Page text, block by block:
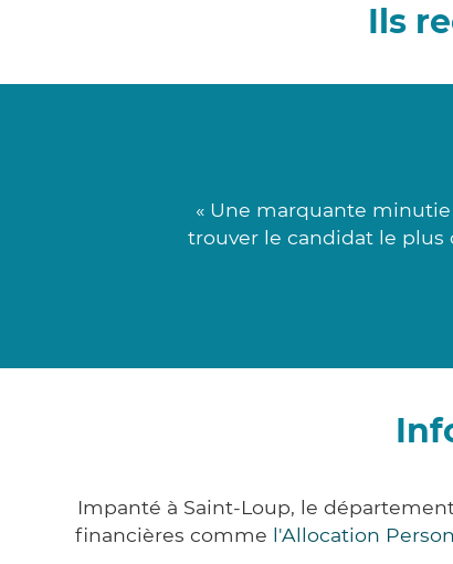
Ils
« Une marquante
trouver le candidat le plus
Impanté à Saint-Loup, le
financières comme l'Allocation